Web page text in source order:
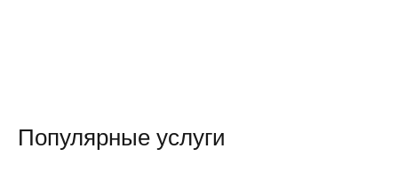
Популярные услуги